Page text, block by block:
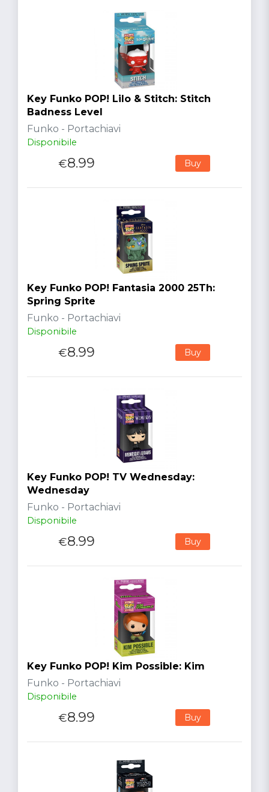
Key Funko POP! Lilo & Stitch: Stitch
Badness Level
Funko - Portachiavi
Disponibile
€8.99 Buy
Key Funko POP! Fantasia 2000 25Th:
Spring Sprite
Funko - Portachiavi
Disponibile
€8.99 Buy
Key Funko POP! TV Wednesday:
Wednesday
Funko - Portachiavi
Disponibile
€8.99 Buy
Key Funko POP! Kim Possible: Kim
Funko - Portachiavi
Disponibile
€8.99 Buy